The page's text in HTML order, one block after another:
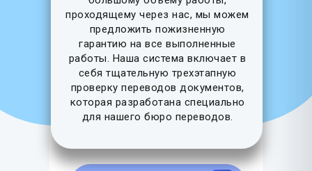
проходящему через нас, мы можем
предложить пожизненную
гарантию на все выполненные
работы. Наша система включает в
себя тщательную трехэтапную
проверку переводов документов,
которая разработана специально
для нашего бюро переводов.